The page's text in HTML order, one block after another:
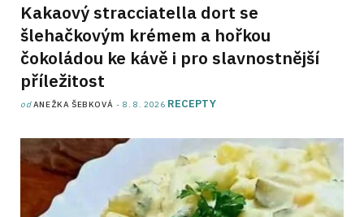
Kakaový stracciatella dort se
šlehačkovým krémem a hořkou
čokoládou ke kávě i pro slavnostnější
příležitost
odANEŽKA ŠEBKOVÁ 8. 8. 2026 RECEPTY